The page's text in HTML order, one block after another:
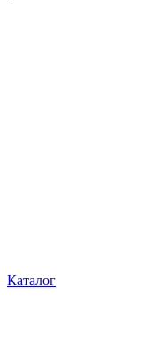
Каталог